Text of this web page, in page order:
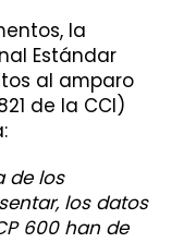
la
Estándar
al amparo
de la CCI)
de los
los datos
600 han de